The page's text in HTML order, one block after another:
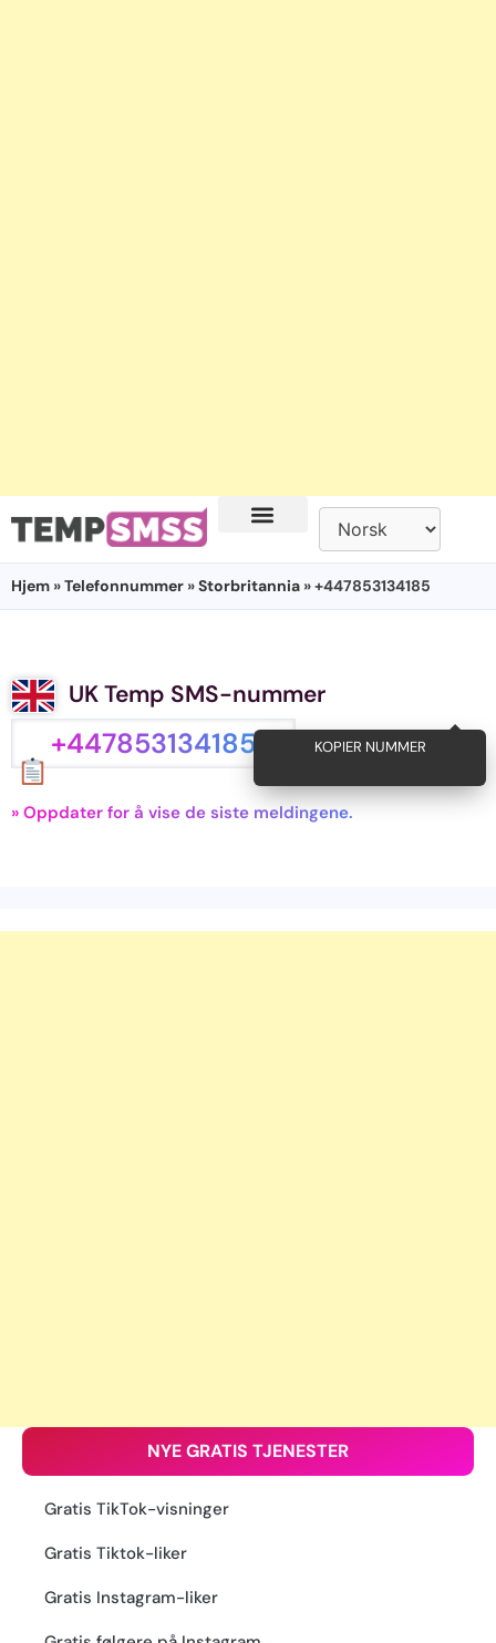
Hjem »Telefonnummer »Storbritannia » +447853134185
UK Temp SMS-nummer
+447853134185 KOPIER NUMMER
» Oppdater for å vise de siste meldingene.
NYE GRATIS TJENESTER
Gratis TikTok-visninger
Gratis Tiktok-liker
Gratis Instagram-liker